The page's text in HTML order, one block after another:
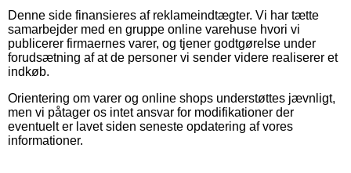
Denne side finansieres af reklameindtægter. Vi har tætte
samarbejder med en gruppe online varehuse hvori vi
publicerer firmaernes varer, og tjener godtgørelse under
forudsætning af at de personer vi sender videre realiserer et
indkøb.
Orientering om varer og online shops understøttes jævnligt,
men vi påtager os intet ansvar for modifikationer der
eventuelt er lavet siden seneste opdatering af vores
informationer.